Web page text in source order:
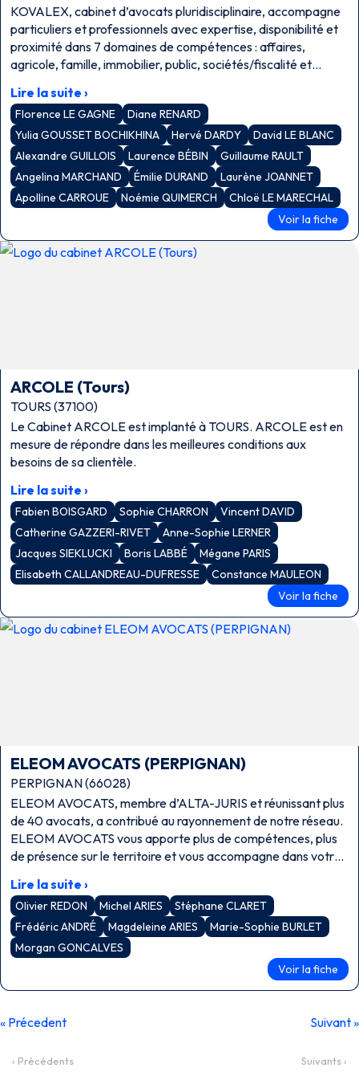
KOVALEX, cabinet d’avocats pluridisciplinaire, accompagne
particuliers et professionnels avec expertise, disponibilité et
proximité dans 7 domaines de compétences : affaires,
agricole, famille, immobilier, public, sociétés/fiscalité et
Lire la suite ›
Florence LE GAGNE
Diane RENARD
Yulia GOUSSET BOCHIKHINA
Hervé DARDY
David LE BLANC
Alexandre GUILLOIS
Laurence BÉBIN
Guillaume RAULT
Angelina MARCHAND
Émilie DURAND
Laurène JOANNET
Apolline CARROUE
Noémie QUIMERCH
Chloë LE MARECHAL
Voir la fiche
ARCOLE (Tours)
TOURS (37100)
Le Cabinet ARCOLE est implanté à TOURS. ARCOLE est en
mesure de répondre dans les meilleures conditions aux
besoins de sa clientèle.
Lire la suite ›
Fabien BOISGARD Sophie CHARRON
Vincent DAVID
Catherine GAZZERI-RIVET
Anne-Sophie LERNER
Jacques SIEKLUCKI
Boris LABBÉ
Mégane PARIS
Elisabeth CALLANDREAU-DUFRESSE
Constance MAULEON
Voir la fiche
ELEOM AVOCATS (PERPIGNAN)
PERPIGNAN (66028)
ELEOM AVOCATS, membre d’ALTA-JURIS et réunissant plus
de 40 avocats, a contribué au rayonnement de notre réseau.
ELEOM AVOCATS vous apporte plus de compétences, plus
de présence sur le territoire et vous accompagne dans votre
avec la pratique des nouveaux modes alternatifs de
résolution des litiges : conciliation, médiation, droit collaboratif
….
Lire la suite ›
Olivier REDON Michel ARIES
Stéphane CLARET
Frédéric ANDRÉ
Magdeleine ARIES
Marie-Sophie BURLET
Morgan GONCALVES
Voir la fiche
« Précedent Suivant »
‹ Précédents Suivants ›